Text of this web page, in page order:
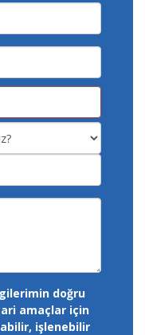
doğru
amaçlar için
işlenebilir